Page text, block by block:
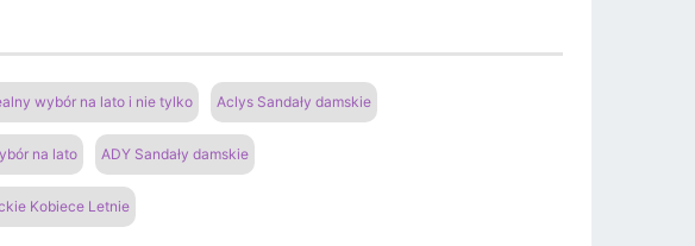
wybór na lato i nie tylko Aclys Sandały damskie
na lato ADY Sandały damskie
Kobiece Letnie